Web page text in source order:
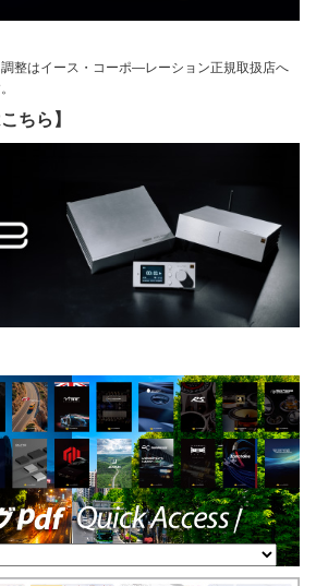
整はイース・コーポ―レーション正規取扱店へ
ちら】